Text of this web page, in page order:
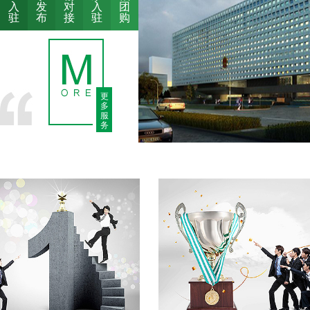
入
驻
发
布
对
接
入
驻
团
购
更
多
服
务